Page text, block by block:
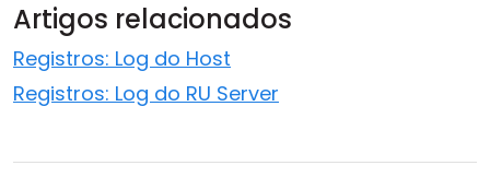
Artigos relacionados
Registros: Log do Host
Registros: Log do RU Server